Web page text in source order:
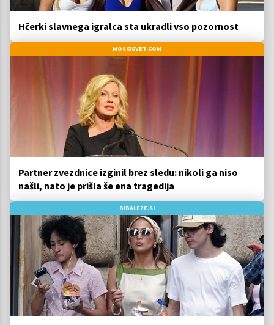
Hčerki slavnega igralca sta ukradli vso pozornost
MOSKISVET.COM
Partner zvezdnice izginil brez sledu: nikoli ga niso
našli, nato je prišla še ena tragedija
BIBALEZE.SI